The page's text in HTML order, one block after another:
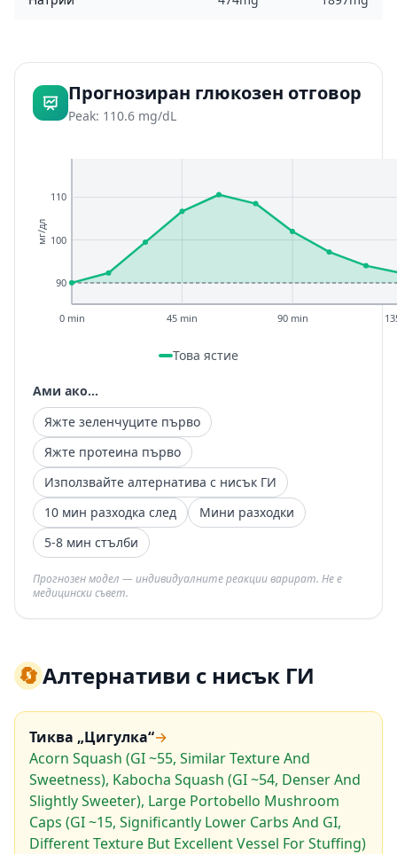
Прогнозиран глюкозен отговор
Peak: 110.6 mg/dL
90
100
110
0 min 45 min 90 min
мг/дл
Това ястие
Ами ако...
Яжте зеленчуците първо
Яжте протеина първо
Използвайте алтернатива с нисък ГИ
10 мин разходка след
Мини разходки
5-8 мин стълби
Прогнозен модел — индивидуалните реакции варират. Не е
медицински съвет.
🔄Алтернативи с нисък ГИ
Тиква „Цигулка“→
Acorn Squash (GI ~55, Similar Texture And
Sweetness), Kabocha Squash (GI ~54, Denser And
Slightly Sweeter), Large Portobello Mushroom
Caps (GI ~15, Significantly Lower Carbs And GI,
Different Texture But Excellent Vessel For Stuffing)